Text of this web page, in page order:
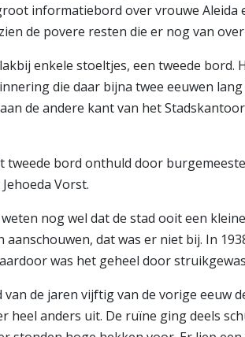
informatiebord over vrouwe Aleida
de povere resten die er nog van
enkele stoeltjes, een tweede bord.
die daar bijna twee eeuwen
de andere kant van het
tweede bord onthuld door
Vorst.
nog wel dat de stad ooit een
aanschouwen, dat was er niet bij. In
was het geheel door
de jaren vijftig van de vorige eeuw
heel anders uit. De ruïne ging deels